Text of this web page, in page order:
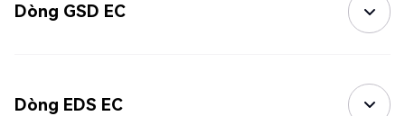
Dòng GSD EC
Dòng EDS EC